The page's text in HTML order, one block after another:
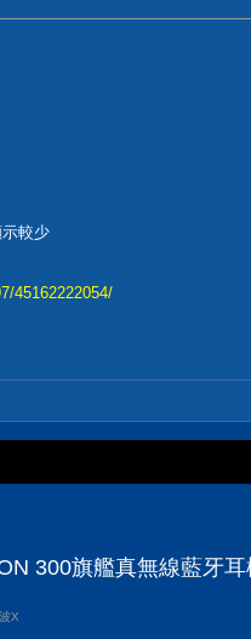
較少
45162222054/
300旗艦真無線藍牙
X